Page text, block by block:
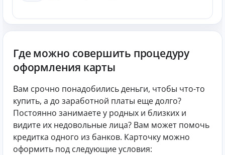
Где можно совершить процедуру
оформления карты
Вам срочно понадобились деньги, чтобы что-то
купить, а до заработной платы еще долго?
Постоянно занимаете у родных и близких и
видите их недовольные лица? Вам может помочь
кредитка одного из банков. Карточку можно
оформить под следующие условия: